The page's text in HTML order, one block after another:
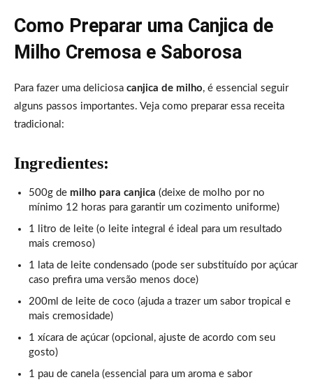
Como Preparar uma Canjica de
Milho Cremosa e Saborosa
Para fazer uma deliciosa canjica de milho, é essencial seguir
alguns passos importantes. Veja como preparar essa receita
tradicional:
Ingredientes:
500g de milho para canjica (deixe de molho por no
mínimo 12 horas para garantir um cozimento uniforme)
1 litro de leite (o leite integral é ideal para um resultado
mais cremoso)
1 lata de leite condensado (pode ser substituído por açúcar
caso prefira uma versão menos doce)
200ml de leite de coco (ajuda a trazer um sabor tropical e
mais cremosidade)
1 xícara de açúcar (opcional, ajuste de acordo com seu
gosto)
1 pau de canela (essencial para um aroma e sabor